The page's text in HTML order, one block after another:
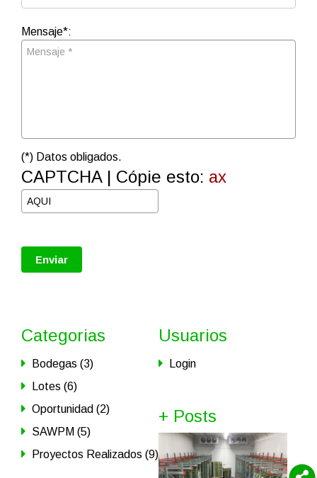
Mensaje*:
(*) Datos obligados.
CAPTCHA | Cópie esto: ax
Categorias
Bodegas (3)
Lotes (6)
Oportunidad (2)
SAWPM (5)
Proyectos Realizados (9)
Usuarios
Login
+ Posts